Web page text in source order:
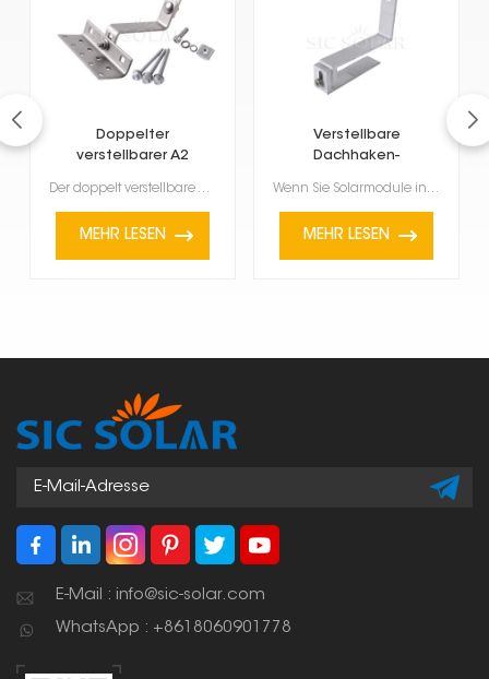
Doppelter
verstellbarer A2
Der doppelt verstellbare A2-Solar-Dachhaken dient der einfachen Montage von Solarmodulen auf Dächern...
MEHR LESEN
Verstellbare
Dachhaken-
Wenn Sie Solarmodule installieren, sind diese verstellbaren Aluminium-Dachhaken-Solarhalterungen ein...
MEHR LESEN
E-Mail : info@sic-solar.com
WhatsApp : +8618060901778